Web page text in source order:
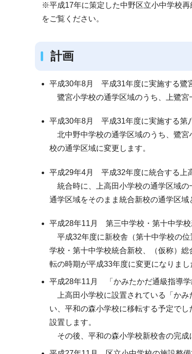
※平成17年に策定した中野区立小中学校
をご覧ください。
計画
平成30年8月 平成31年度に実施する鷺
鷺宮小学校の通学区域のうち、上鷺宮
平成30年8月 平成31年度に実施する第
北中野中学校の通学区域のうち、鷺宮
校の通学区域に変更します。
平成29年4月 平成32年度に統合する上
統合時に、上高田小学校の通学区域の
通学区域をそのまま統合新校の通学区域
平成28年11月 第三中学校・第十中学校
平成32年度に新校舎（第十中学校の位
学校・第十中学校統合新校、（仮称）
転の時期が平成33年度に変更になりまし
平成28年11月 「かみたかだ通級指導学
上高田小学校に設置されている「かみ
い、平和の森小学校に移転する予定で
設置します。
その後、平和の森小学校新校舎の完成